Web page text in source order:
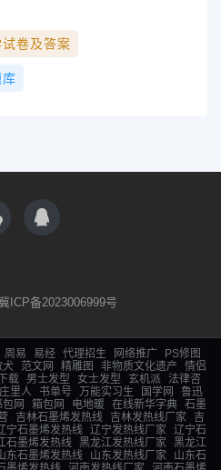
卷及答案
冀ICP备2023006999号
周易 易经 代理招生 网络推广
PS修图
犬 范文网 精雕图 非物质文化遗产
情侣
载 男士发型 女士发型 玄机派
法律咨
庄里人 书单号 万能实习生 国学网
鲁迅
包网 箱包网 电地暖 在线新华字典 石墨
吉林石墨烯发热线 吉林发热线厂家
吉
宁石墨烯发热线 辽宁发热线厂家 辽宁石
石墨烯发热线 黑龙江发热线厂家 黑龙江
东石墨烯发热线 山东发热线厂家
山东石